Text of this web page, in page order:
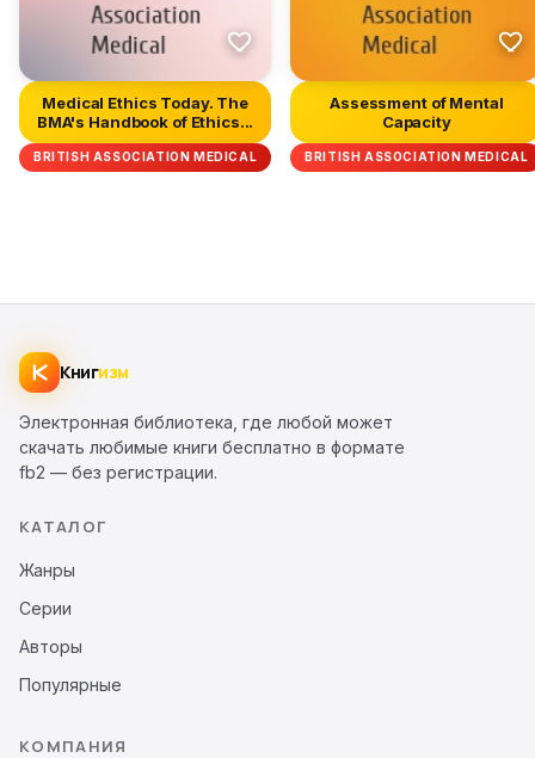
Medical Ethics Today. The
BMA's Handbook of Ethics...
BRITISH ASSOCIATION MEDICAL
Assessment of Mental
Capacity
BRITISH ASSOCIATION MEDICAL
Книгизм
Электронная библиотека, где любой может
скачать любимые книги бесплатно в формате
fb2 — без регистрации.
КАТАЛОГ
Жанры
Серии
Авторы
Популярные
КОМПАНИЯ